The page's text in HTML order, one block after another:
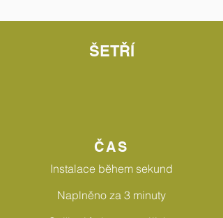
ŠETŘÍ
ČAS
Instalace během sekund
Naplněno za 3 minuty